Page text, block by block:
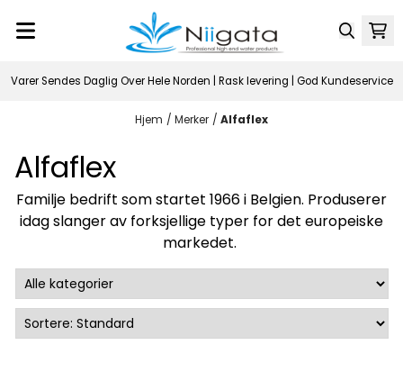
Varer Sendes Daglig Over Hele Norden | Rask levering | God Kundeservice
Hjem / Merker / Alfaflex
Alfaflex
Familje bedrift som startet 1966 i Belgien. Produserer
idag slanger av forksjellige typer for det europeiske
markedet.